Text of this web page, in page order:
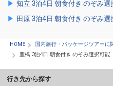
知立 3泊4日 朝食付き のぞみ選
田原 3泊4日 朝食付き のぞみ選
HOME
国内旅行・パッケージツアーに
豊橋 3泊4日 朝食付き のぞみ選択可能
行き先から探す